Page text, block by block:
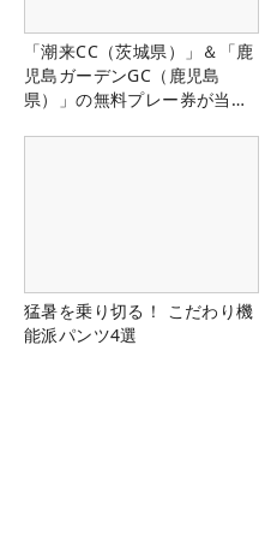
「潮来CC（茨城県）」＆「鹿
児島ガーデンGC（鹿児島
県）」の無料プレー券が当た
猛暑を乗り切る！ こだわり機
能派パンツ4選